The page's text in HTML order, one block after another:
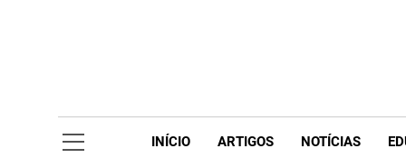
INÍCIO ARTIGOS NOTÍCIAS